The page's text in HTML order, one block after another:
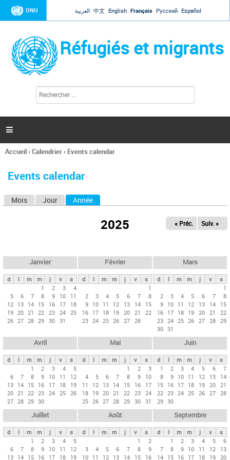
Jump to navigation
ONU العربية 中文 English Français Русский Español
Réfugiés et migrants
l
c
c
h
e

Vous
ici
Accueil›Calendrier› Events calendar
Events calendar
s
p
n
c
i
p
Mois Jour Année
2025 « Préc. Suiv. »
Janvier
d l m m j v
s
1
2 3
4
5
6 7 8 9 10
11
12 13 14 15 16 17
18
19 20 21 22 23 24 25
26 27 28 29 30 31
Février
d l m m j v
s
1
2
3 4 5 6 7
8
9 10 11 12 13 14
15
16 17 18 19 20 21
22
23 24 25 26 27 28
Mars
d l m m j v
s
1
2
3 4 5 6 7
8
9 10 11 12 13 14
15
16 17 18 19 20 21
22
23 24 25 26 27 28 29
30 31
Avril
d l m m j v
s
1
2 3 4
5
6
7 8 9 10 11
12
13 14 15 16 17 18
19
20 21 22 23 24 25 26
27 28 29 30
Mai
d l m m j v
s
1
2
3
4
5 6 7 8 9
10
11
12 13 14 15 16
17
18 19 20 21 22 23 24
25 26 27 28 29 30 31
Juin
d l m m j v
s
1
2 3 4 5 6
7
8
9 10 11 12 13
14
15 16 17 18 19 20 21
22 23 24 25 26 27 28
29 30
Juillet
d l m m j v
s
1
2 3 4
5
6
7 8 9 10 11
12
13 14 15 16 17 18 19
Août
d l m m j v
s
1
2
3
4 5 6 7 8
9
10 11 12 13 14 15 16
Septembre
d l m m j v
s
1
2 3 4 5
6
7
8 9 10 11 12
13
14 15 16 17 18 19 20